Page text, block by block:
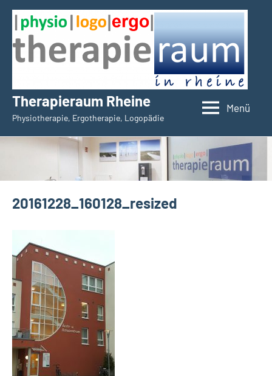
Zum
Inhalt
springen
Therapieraum Rheine
Physiotherapie, Ergotherapie, Logopädie
Menü
20161228_160128_resized